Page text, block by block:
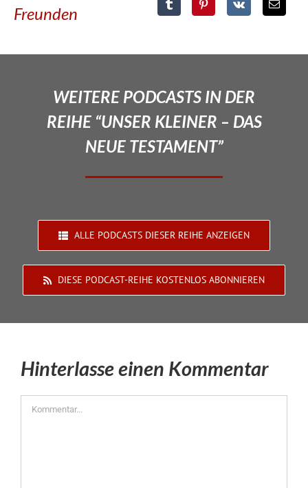
Freunden
WEITERE PODCASTS IN DER
REIHE “UNSER KLEINER – DAS
NEUE TESTAMENT”
ALLE PODCASTS DIESER REIHE ANZEIGEN
DIESE PODCAST-REIHE KOSTENLOS ABONNIEREN
Hinterlasse einen Kommentar